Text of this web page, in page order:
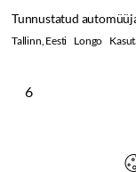
Tunnustatud
Tallinn, Eesti Longo
6